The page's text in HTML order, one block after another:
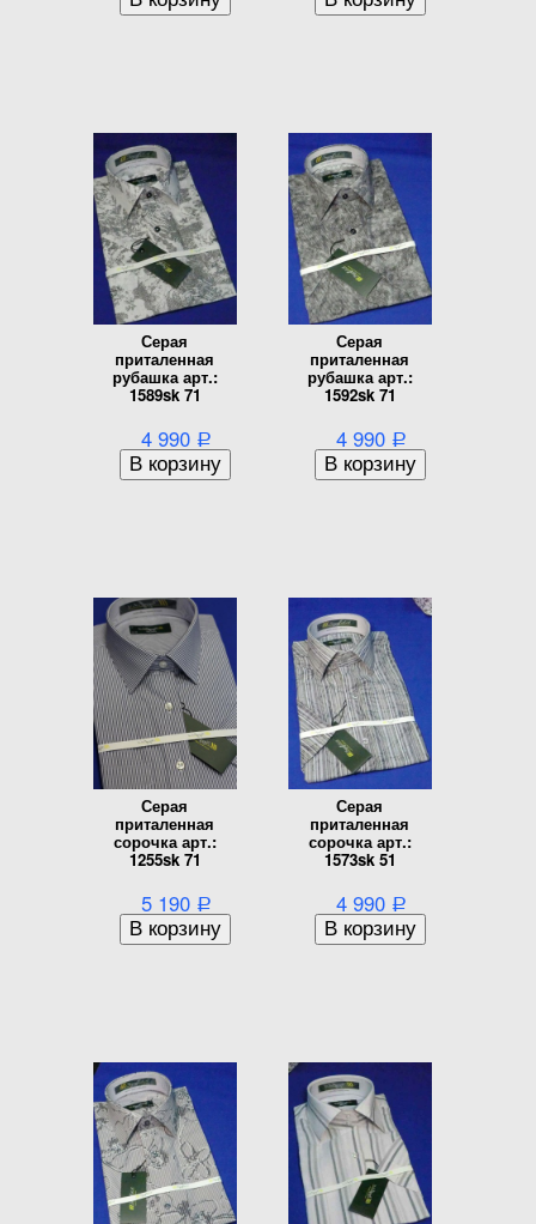
Серая
приталенная
рубашка арт.:
1589sk 71
4 990 Р
Серая
приталенная
рубашка арт.:
1592sk 71
4 990 Р
Серая
приталенная
сорочка арт.:
1255sk 71
5 190 Р
Серая
приталенная
сорочка арт.:
1573sk 51
4 990 Р